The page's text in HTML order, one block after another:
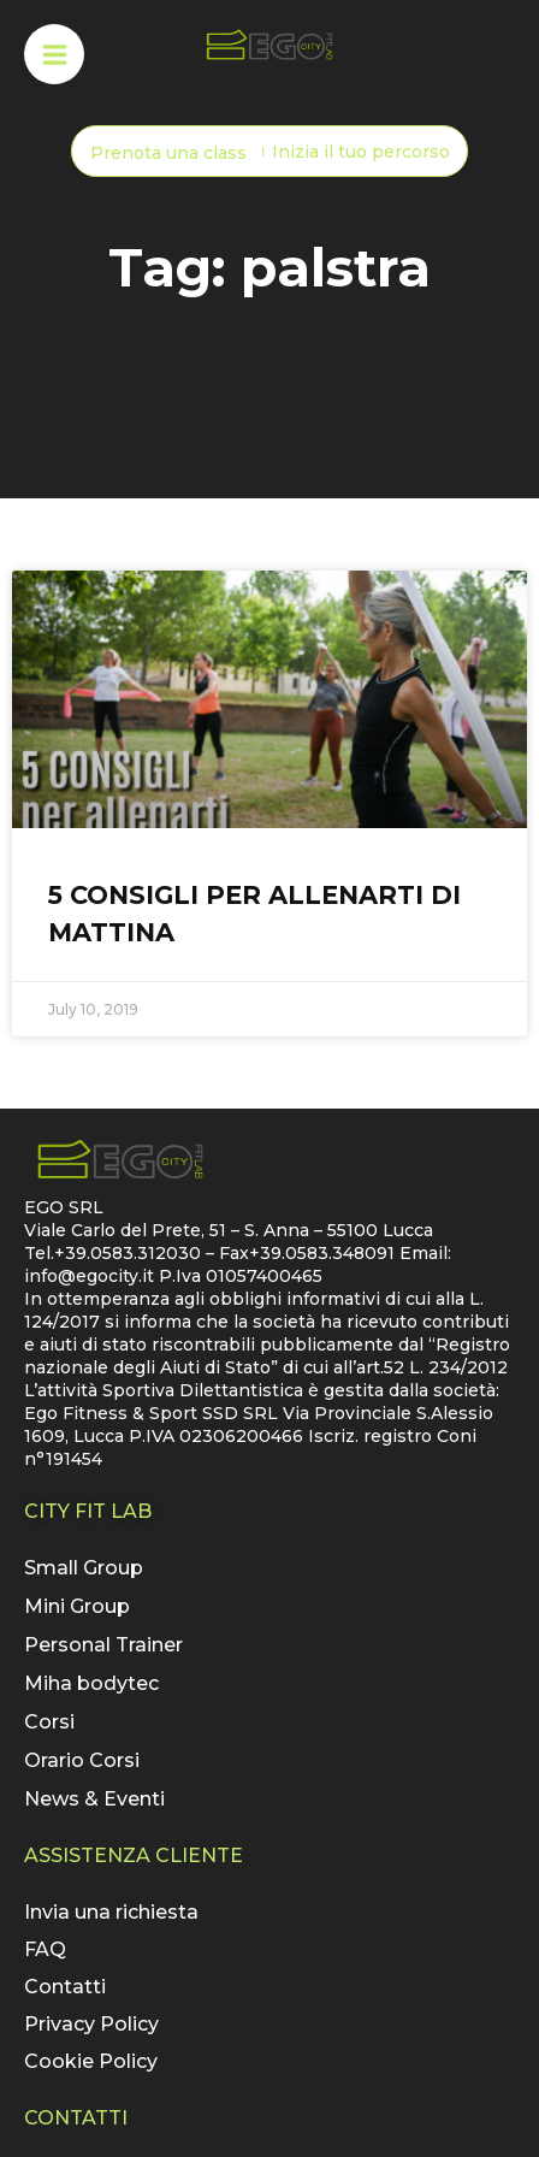
Prenota una class Inizia il tuo percorso
Tag: palstra
5 CONSIGLI PER ALLENARTI DI
MATTINA
July 10, 2019
EGO SRL
Viale Carlo del Prete, 51 – S. Anna – 55100 Lucca
Tel.+39.0583.312030 – Fax+39.0583.348091 Email:
info@egocity.it P.Iva 01057400465
In ottemperanza agli obblighi informativi di cui alla L.
124/2017 si informa che la società ha ricevuto contributi
e aiuti di stato riscontrabili pubblicamente dal “Registro
nazionale degli Aiuti di Stato” di cui all’art.52 L. 234/2012
L’attività Sportiva Dilettantistica è gestita dalla società:
Ego Fitness & Sport SSD SRL Via Provinciale S.Alessio
1609, Lucca P.IVA 02306200466 Iscriz. registro Coni
n°191454
CITY FIT LAB
Small Group
Mini Group
Personal Trainer
Miha bodytec
Corsi
Orario Corsi
News & Eventi
ASSISTENZA CLIENTE
Invia una richiesta
FAQ
Contatti
Privacy Policy
Cookie Policy
CONTATTI